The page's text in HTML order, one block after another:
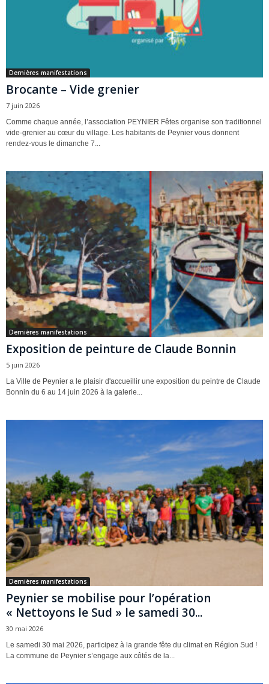
Dernières manifestations
Brocante – Vide grenier
7 juin 2026
Comme chaque année, l’association PEYNIER Fêtes organise son traditionnel
vide-grenier au cœur du village. Les habitants de Peynier vous donnent
rendez-vous le dimanche 7...
Dernières manifestations
Exposition de peinture de Claude Bonnin
5 juin 2026
La Ville de Peynier a le plaisir d'accueillir une exposition du peintre de Claude
Bonnin du 6 au 14 juin 2026 à la galerie...
Dernières manifestations
Peynier se mobilise pour l’opération
« Nettoyons le Sud » le samedi 30...
30 mai 2026
Le samedi 30 mai 2026, participez à la grande fête du climat en Région Sud !
La commune de Peynier s’engage aux côtés de la...